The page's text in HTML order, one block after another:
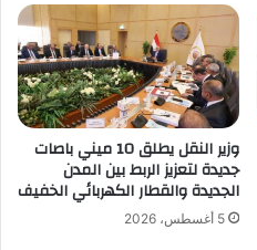
وزير النقل يطلق 10 ميني باصات
جديدة لتعزيز الربط بين المدن
الجديدة والقطار الكهربائي الخفيف
5 أغسطس، 2026